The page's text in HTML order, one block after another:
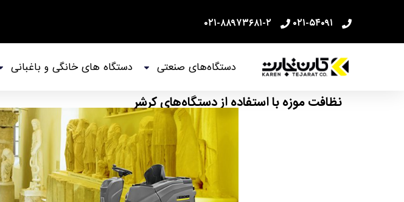
۰۲۱-۵۴۰۹۱ ۰۲۱-۸۸۹۷۳۶۸۱-۲
دستگاه‌های صنعتی دستگاه های خانگی و باغبانی
نظافت موزه با استفاده از دستگاه‌های کرشر